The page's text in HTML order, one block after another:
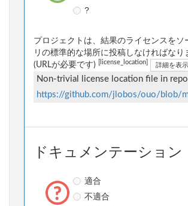
?
プロジェクトは、結果のライセンスをソ
リの標準的な場所に投稿しなければなり
(URLが必要です)
[license_location] 詳細を表示
Non-trivial license location file in
https://github.com/jlobos/ouo/blob/
ドキュメンテーション
適合
不適合